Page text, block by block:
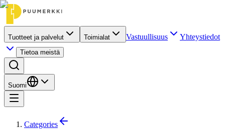
Tuotteet ja palvelut Toimialat Vastuullisuus Yhteystiedot
Tietoa meistä
Suomi
Categories